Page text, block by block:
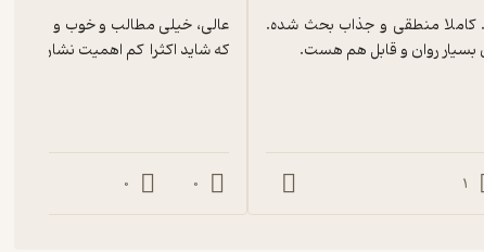
روان و قابل هم هست.
1
که شاید اکثرا  کم اهمیت نشان داده
0
0